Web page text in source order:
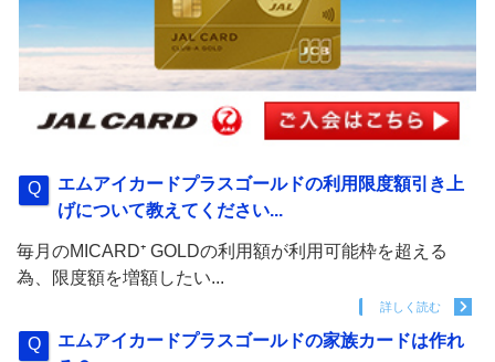
エムアイカードプラスゴールドの利用限度額引き上
げについて教えてください...
毎月のMICARD⁺ GOLDの利用額が利用可能枠を超える
為、限度額を増額したい...
詳しく読む
エムアイカードプラスゴールドの家族カードは作れ